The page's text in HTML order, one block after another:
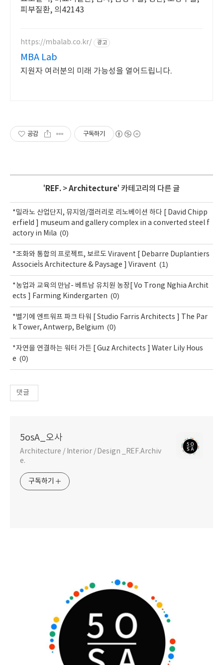
피부질환, 의42143
https://mbalab.co.kr/ 광고
MBA Lab
지원자 여러분의 미래 가능성을 열어드립니다.
공감 구독하기
' REF. >Architecture' 카테고리의 다른 글
*밀라노 산업단지, 뮤지엄/갤러리로 리노베이션 하다 [ David Chipp
erfield ] museum and gallery complex in a converted steel f
actory in Mila (0)
*조화와 통합의 프로젝트, 보르도 Viravent [ Debarre Duplantiers
AssocieÌs Architecture & Paysage ] Viravent (1)
*농업과 교육의 만남- 베트남 유치원 농장[ Vo Trong Nghia Archit
ects ] Farming Kindergarten (0)
*벨기에 엔트워프 파크 타워 [ Studio Farris Architects ] The Par
k Tower, Antwerp, Belgium (0)
*자연을 연결하는 워터 가든 [ Guz Architects ] Water Lily Hous
e (0)
댓글
5osA_오사
Architecture / Interior / Design _REF.Archiv
e.
구독하기